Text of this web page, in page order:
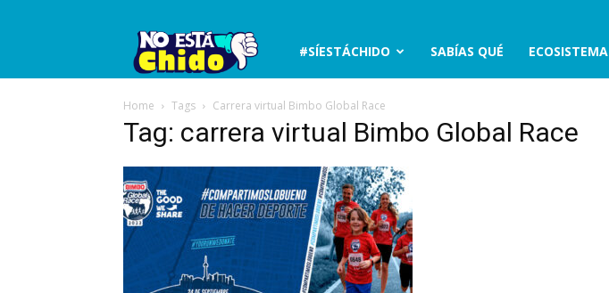
No
está
#SÍESTÁCHIDO SABÍAS QUÉ ECOSISTEMA
Home Tags Carrera virtual Bimbo Global Race
Tag: carrera virtual Bimbo Global Race